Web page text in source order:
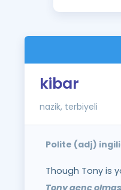
kibar
nazik, terbiyeli
Polite (adj)
Though Tony is
Tony genç